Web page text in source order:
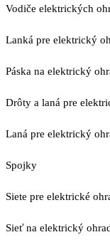
Vodiče elektrických
Lanká pre elektrický
Páska na elektrický
Drôty a laná pre
Laná pre elektrický
Spojky
Siete pre elektrické
Sieť na elektrický